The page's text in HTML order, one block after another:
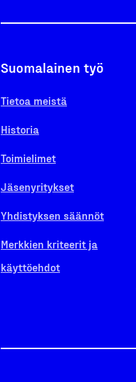
Suomalainen työ
Tietoa meistä
Historia
Toimielimet
Jäsenyritykset
Yhdistyksen säännöt
Merkkien kriteerit ja
käyttöehdot